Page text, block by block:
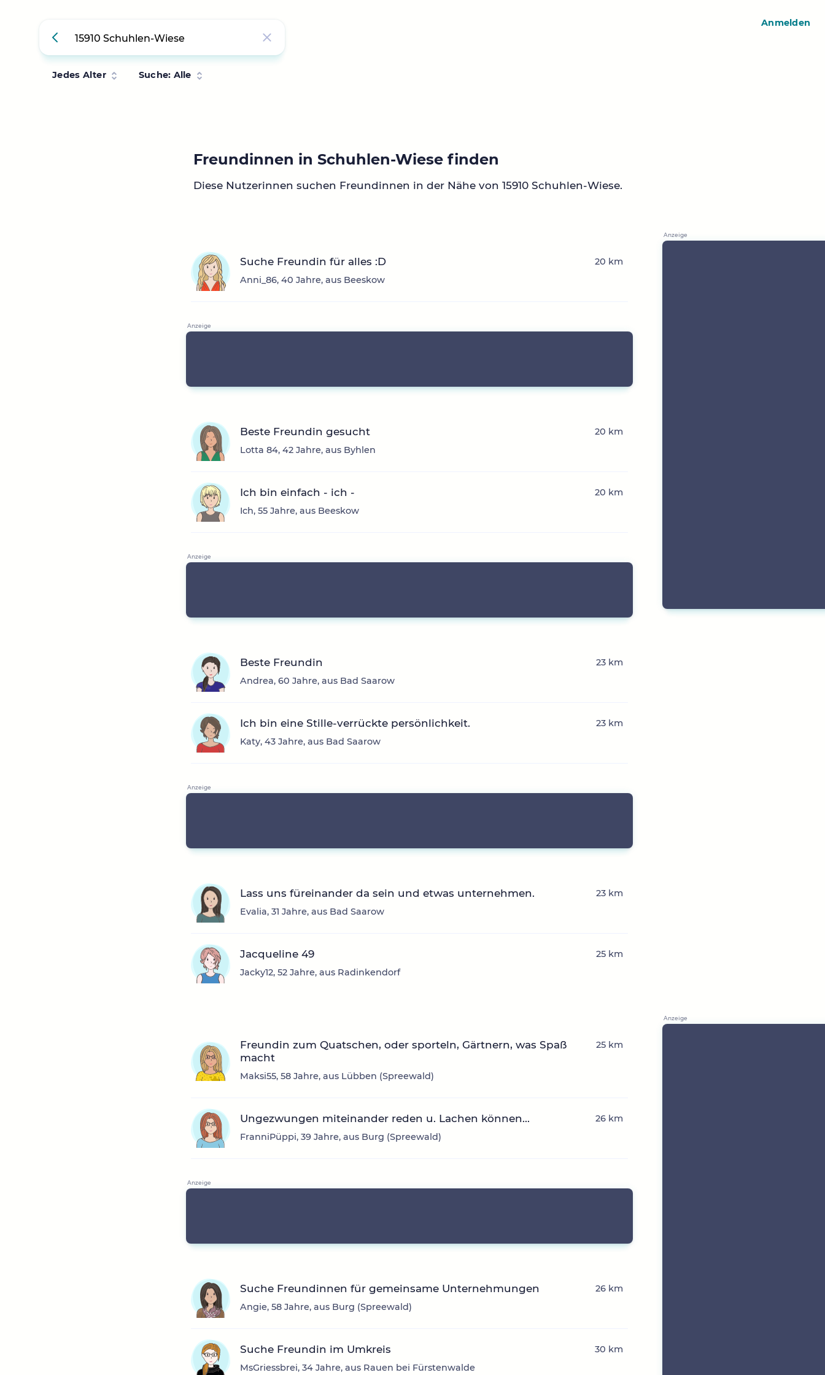
Jedes Alter Suche: Alle
Freundinnen in Schuhlen-Wiese finden
Diese Nutzerinnen suchen Freundinnen in der Nähe von 15910 Schuhlen-Wiese.
Suche Freundin für alles :D
Anni_86, 40 Jahre, aus Beeskow
20 km
Beste Freundin gesucht
Lotta 84, 42 Jahre, aus Byhlen
20 km
Ich bin einfach - ich -
Ich, 55 Jahre, aus Beeskow
20 km
Beste Freundin
Andrea, 60 Jahre, aus Bad Saarow
23 km
Ich bin eine Stille-verrückte persönlichkeit.
Katy, 43 Jahre, aus Bad Saarow
23 km
Lass uns füreinander da sein und etwas unternehmen.
Evalia, 31 Jahre, aus Bad Saarow
23 km
Jacqueline 49
Jacky12, 52 Jahre, aus Radinkendorf
25 km
Freundin zum Quatschen, oder sporteln, Gärtnern, was Spaß
macht
Maksi55, 58 Jahre, aus Lübben (Spreewald)
25 km
Ungezwungen miteinander reden u. Lachen können...
FranniPüppi, 39 Jahre, aus Burg (Spreewald)
26 km
Suche Freundinnen für gemeinsame Unternehmungen
Angie, 58 Jahre, aus Burg (Spreewald)
26 km
Suche Freundin im Umkreis
MsGriessbrei, 34 Jahre, aus Rauen bei Fürstenwalde
30 km
Anmelden